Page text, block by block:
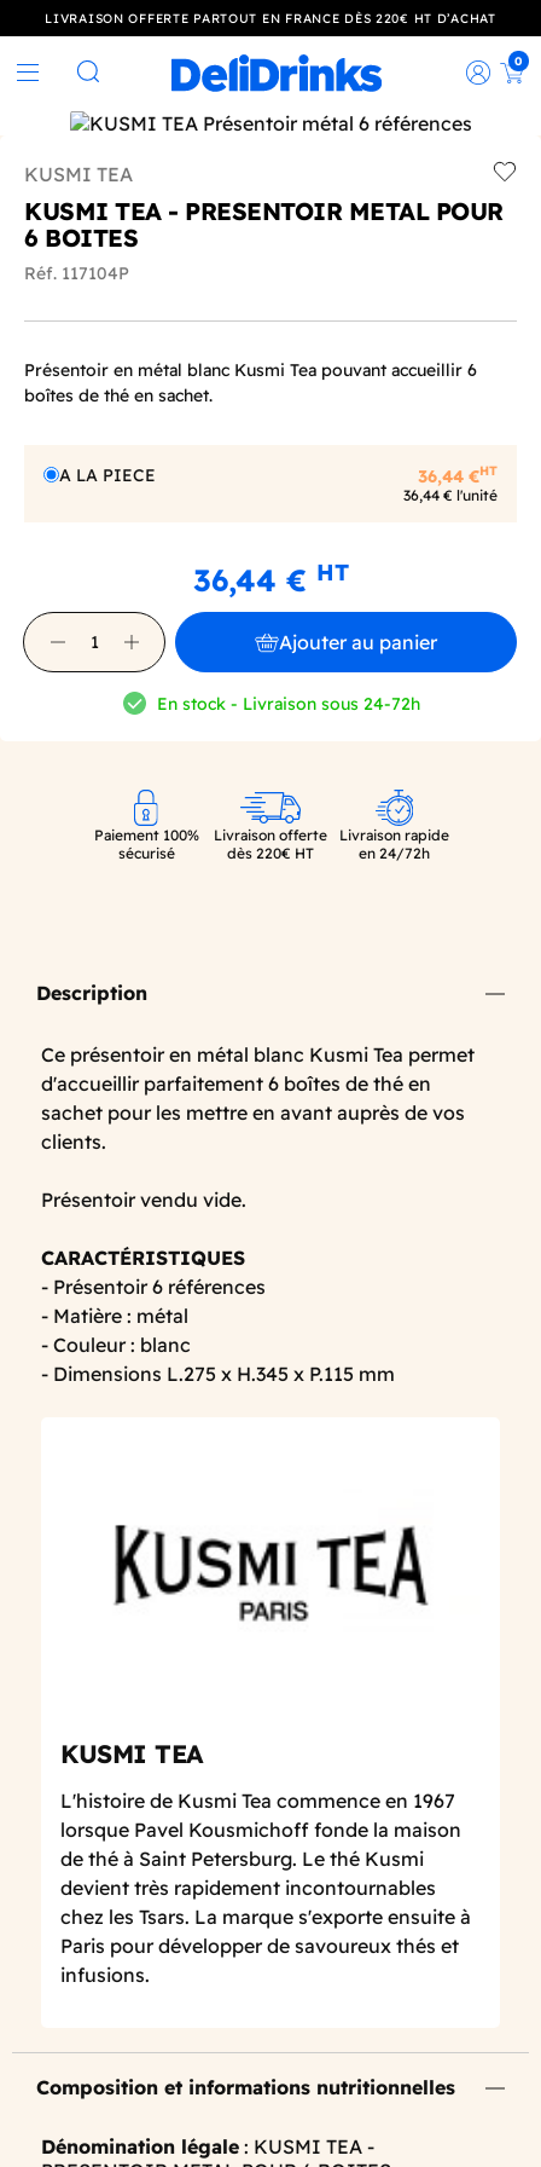
LIVRAISON OFFERTE PARTOUT EN FRANCE DÈS 220€ HT D’ACHAT
Rechercher
0
KUSMI TEA
KUSMI TEA - PRESENTOIR METAL POUR
6 BOITES
Réf. 117104P
Présentoir en métal blanc Kusmi Tea pouvant accueillir 6
boîtes de thé en sachet.
A LA PIECE 36,44 €HT
36,44 € l'unité
36,44 € HT
Ajouter au panier
En stock - Livraison sous 24-72h
Paiement 100%
sécurisé
Livraison offerte
dès 220€ HT
Livraison rapide
en 24/72h
Description
Ce présentoir en métal blanc Kusmi Tea permet
d'accueillir parfaitement 6 boîtes de thé en
sachet pour les mettre en avant auprès de vos
clients.
Présentoir vendu vide.
CARACTÉRISTIQUES
- Présentoir 6 références
- Matière : métal
- Couleur : blanc
- Dimensions L.275 x H.345 x P.115 mm
KUSMI TEA
L'histoire de Kusmi Tea commence en 1967
lorsque Pavel Kousmichoff fonde la maison
de thé à Saint Petersburg. Le thé Kusmi
devient très rapidement incontournables
chez les Tsars. La marque s'exporte ensuite à
Paris pour développer de savoureux thés et
infusions.
Composition et informations nutritionnelles
Dénomination légale : KUSMI TEA -